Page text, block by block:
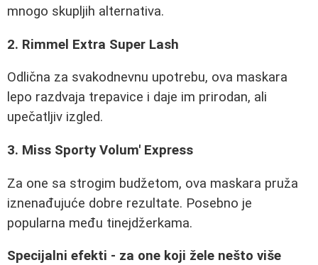
mnogo skupljih alternativa.
2. Rimmel Extra Super Lash
Odlična za svakodnevnu upotrebu, ova maskara
lepo razdvaja trepavice i daje im prirodan, ali
upečatljiv izgled.
3. Miss Sporty Volum' Express
Za one sa strogim budžetom, ova maskara pruža
iznenađujuće dobre rezultate. Posebno je
popularna među tinejdžerkama.
Specijalni efekti - za one koji žele nešto više